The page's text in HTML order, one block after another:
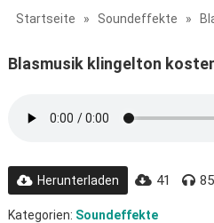
Startseite » Soundeffekte »
Blasmusik klingelton
Herunterladen 41
Kategorien: Soundeffekte